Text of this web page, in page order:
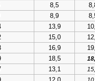
8,5
8,9
13,9
15,0
16,9
18,5
13,1